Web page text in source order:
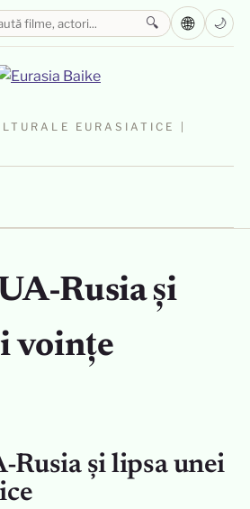
EURASIATICE |
🔍 🌐 🌙
Rusia și
voințe
Rusia și lipsa unei